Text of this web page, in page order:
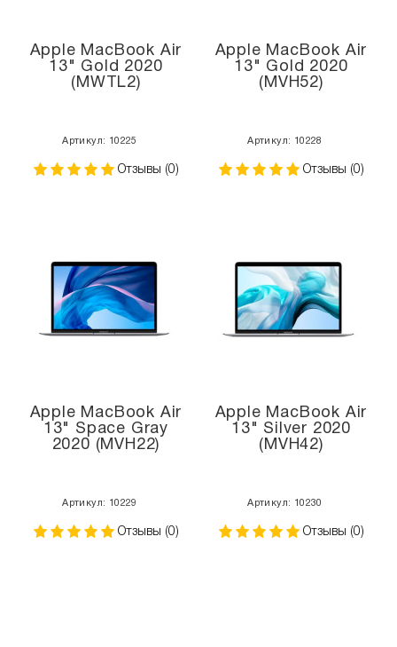
Apple MacBook Air
13" Gold 2020
(MWTL2)
Артикул: 10225
Отзывы (0)
Apple MacBook Air
13" Gold 2020
(MVH52)
Артикул: 10228
Отзывы (0)
Apple MacBook Air
13" Space Gray
2020 (MVH22)
Артикул: 10229
Отзывы (0)
Apple MacBook Air
13" Silver 2020
(MVH42)
Артикул: 10230
Отзывы (0)